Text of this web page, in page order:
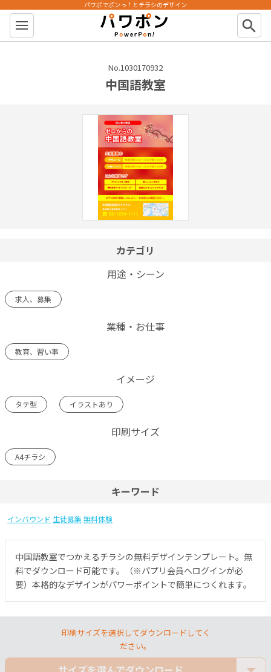
パワポン
パワポでポンっ！とチラシのデザイン
search
No.1030170932
中国語教室
カテゴリ
用途・シーン
求人、募集
業種・お仕事
教育、習い事
イメージ
タテ型 イラストあり
印刷サイズ
A4チラシ
キーワード
インバウンド 生徒募集 無料体験
中国語教室でつかえるチラシの無料デザインテンプレート。無
料でダウンロード可能です。（※パプリ会員へログインが必
要）本格的なデザインがパワーポイントで簡単につくれます。
印刷サイズを選択してダウンロードしてく
ださい。